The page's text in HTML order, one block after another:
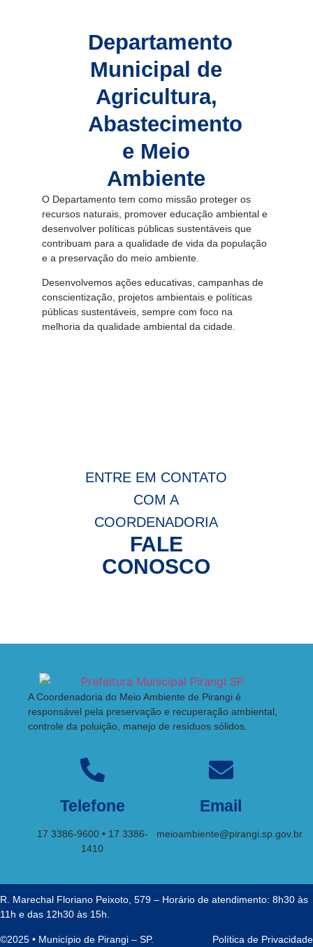
Departamento
Municipal de
Agricultura,
Abastecimento
e Meio
Ambiente
O Departamento tem como missão proteger os
recursos naturais, promover educação ambiental e
desenvolver políticas públicas sustentáveis que
contribuam para a qualidade de vida da população
e a preservação do meio ambiente.
Desenvolvemos ações educativas, campanhas de
conscientização, projetos ambientais e políticas
públicas sustentáveis, sempre com foco na
melhoria da qualidade ambiental da cidade.
ENTRE EM CONTATO
COM A
COORDENADORIA
FALE
CONOSCO
A Coordenadoria do Meio Ambiente de Pirangi é
responsável pela preservação e recuperação ambiental,
controle da poluição, manejo de resíduos sólidos.
Telefone
17 3386-9600 • 17 3386-
1410
Email
meioambiente@pirangi.sp.gov.br
R. Marechal Floriano Peixoto, 579 – Horário de atendimento: 8h30 às
11h e das 12h30 às 15h.
©2025 • Município de Pirangi – SP. Política de Privacidade